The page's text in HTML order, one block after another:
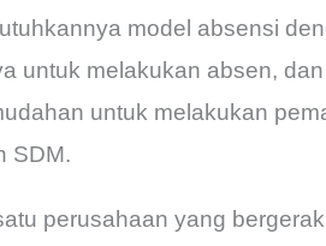
model absensi
untuk melakukan absen,
untuk melakukan
SDM.
perusahaan yang